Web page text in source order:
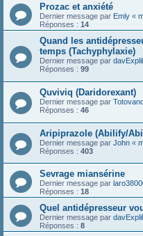
Prozac et anxiété
Dernier message par Emly «
Réponses : 14
Quand les
temps (Tachyphylaxie)
Dernier message par
Réponses : 99
Quviviq (Daridorexant)
Dernier message par
Réponses : 46
Aripiprazole (Abilify/
Dernier message par John «
Réponses : 403
Sevrage miansérine
Dernier message par
Réponses : 18
Quel antidépresseur
Dernier message par
Réponses : 8